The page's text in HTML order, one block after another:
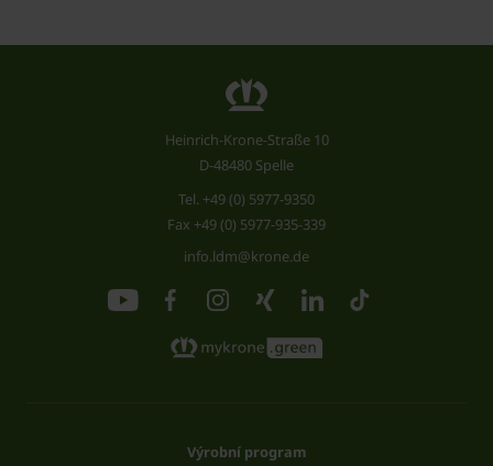
Heinrich-Krone-Straße 10
D-48480 Spelle
Tel. +49 (0) 5977-9350
Fax +49 (0) 5977-935-339
info.ldm@krone.de
Výrobní program